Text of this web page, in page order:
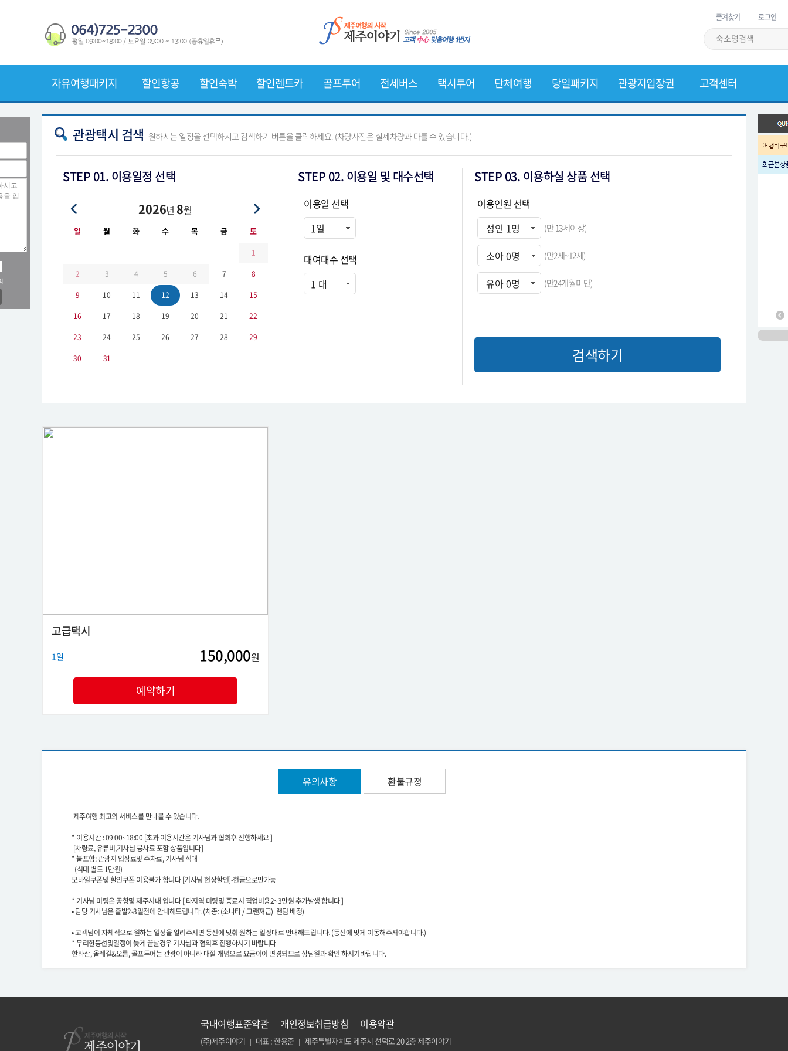
즐겨찾기 로그인
자유여행패키지 할인항공 할인숙박 할인렌트카 골프투어 전세버스 택시투어 단체여행 당일패키지 관광지입장권 고객센터
관광택시 검색 원하시는 일정을 선택하시고 검색하기 버튼을 클릭하세요. (차량사진은 실제차량과 다를 수 있습니다.)
STEP 01. 이용일정 선택
2026년 8월
일 월 화 수 목 금 토
1
2
3 4 5 6 7
8
9
10 11 12 13 14
15
16
17 18 19 20 21
22
23
24 25 26 27 28
29
30
31
STEP 02. 이용일 및 대수선택
이용일 선택
대여대수 선택
STEP 03. 이용하실 상품 선택
이용인원 선택
(만 13세이상)
(만2세~12세)
(만24개월미만)
검색하기
고급택시
1일 150,000원
예약하기
유의사항 환불규정
제주여행 최고의 서비스를 만나볼 수 있습니다.
* 이용시간 : 09:00~18:00 [초과 이용시간은 기사님과 협희후 진행하세요 ]
[차량료, 유류비,기사님 봉사료 포함 상품입니다]
* 불포함: 관광지 입장료및 주차료, 기사님 식대
(식대 별도 1만원)
모바일쿠폰및 할인쿠폰 이용불가 합니다 [기사님 현장할인]-현금으로만가능
* 기사님 미팅은 공항및 제주시내 입니다 [ 타지역 미팅및 종료시 픽업비용2~3만원 추가발생 합니다 ]
• 담당 기사님은 출발2-3일전에 안내해드립니다. (차종: (소나타 / 그랜져급) 랜덤 배정)
• 고객님이 자체적으로 원하는 일정을 알려주시면 동선에 맞춰 원하는 일정대로 안내해드립니다. (동선에 맞게 이동해주셔야합니다.)
* 무리한동선및일정이 늦게 끝날경우 기사님과 협의후 진행하시기 바랍니다
한라산, 올레길&오름, 골프투어는 관광이 아니라 대절 개념으로 요금이이 변경되므로 상담원과 확인 하시기바랍니다.
국내여행표준약관 | 개인정보취급방침 | 이용약관
(주)제주이야기 | 대표 : 한용준 | 제주특별자치도 제주시 선덕로 20 2층 제주이야기